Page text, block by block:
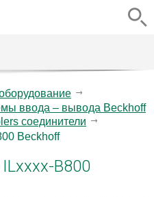
ввода – вывода Beckhoff
соединители
Beckhoff
B800